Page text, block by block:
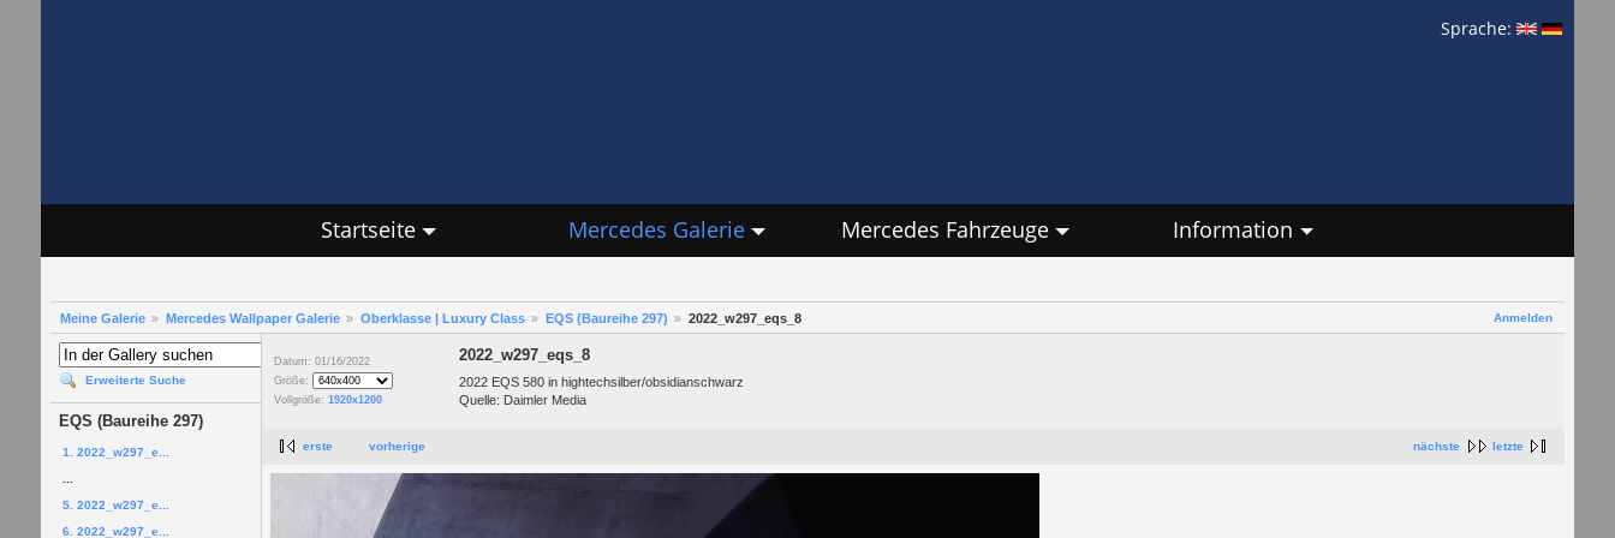
Sprache:
Startseite Mercedes Galerie Mercedes Fahrzeuge Information
Anmelden
Meine Galerie Mercedes Wallpaper Galerie Oberklasse | Luxury Class EQS (Baureihe 297) 2022_w297_eqs_8
Erweiterte Suche
EQS (Baureihe 297)
1. 2022_w297_e...
5. 2022_w297_e...
6. 2022_w297_e...
Datum: 01/16/2022
Größe:
Vollgröße: 1920x1200
2022_w297_eqs_8
2022 EQS 580 in hightechsilber/obsidianschwarz
Quelle: Daimler Media
nächste letzte
erste vorherige